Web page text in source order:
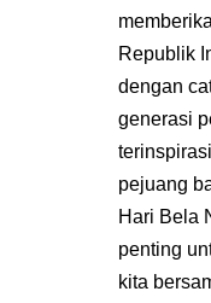
Republik
dengan
generasi
pejuang
Hari Bela
penting
kita